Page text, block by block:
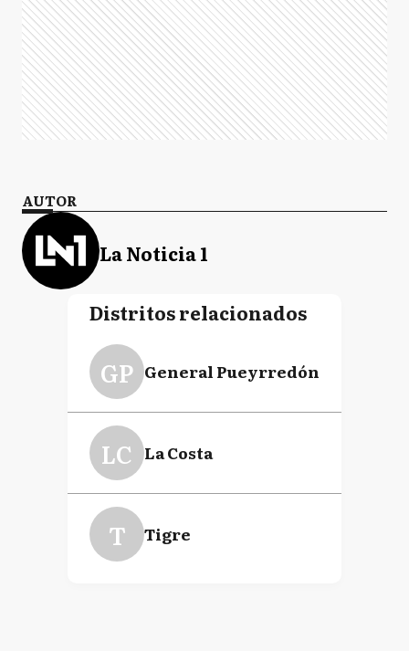
AUTOR
La Noticia 1
Distritos relacionados
GP General Pueyrredón
LC La Costa
T Tigre